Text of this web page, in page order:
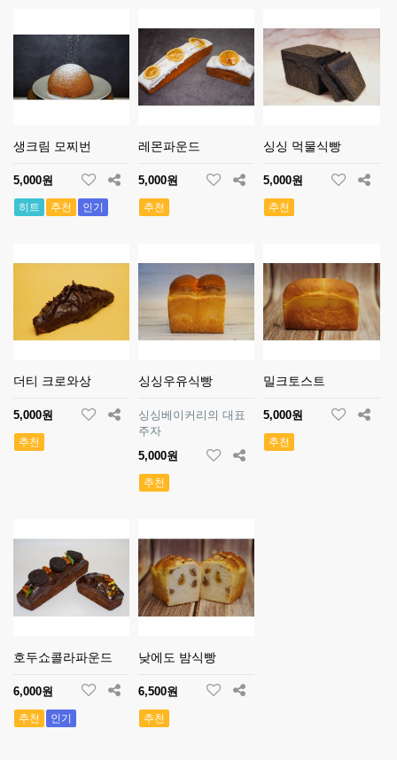
생크림 모찌번
5,000원
히트 추천 인기
레몬파운드
5,000원
추천
싱싱 먹물식빵
5,000원
추천
더티 크로와상
5,000원
추천
싱싱우유식빵
싱싱베이커리의 대표
주자
5,000원
추천
밀크토스트
5,000원
추천
호두쇼콜라파운드
6,000원
추천 인기
낮에도 밤식빵
6,500원
추천